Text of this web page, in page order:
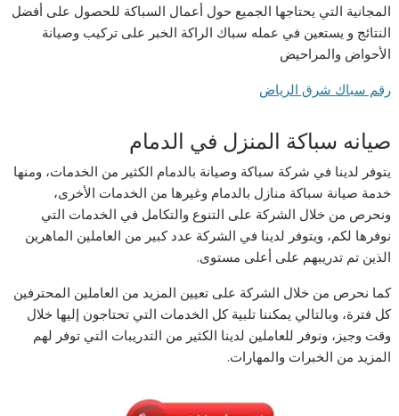
المجانية التي يحتاجها الجميع حول أعمال السباكة للحصول على أفضل
النتائج و يستعين في عمله سباك الراكة الخبر على تركيب وصيانة
الأحواض والمراحيض
رقم سباك شرق الرياض
صيانه سباكة المنزل في الدمام
يتوفر لدينا في شركة سباكة وصيانة بالدمام الكثير من الخدمات، ومنها
خدمة صيانة سباكة منازل بالدمام وغيرها من الخدمات الأخرى،
ونحرص من خلال الشركة على التنوع والتكامل في الخدمات التي
نوفرها لكم، ويتوفر لدينا في الشركة عدد كبير من العاملين الماهرين
الذين تم تدريبهم على أعلى مستوى.
كما نحرص من خلال الشركة على تعيين المزيد من العاملين المحترفين
كل فترة، وبالتالي يمكننا تلبية كل الخدمات التي تحتاجون إليها خلال
وقت وجيز، ونوفر للعاملين لدينا الكثير من التدريبات التي توفر لهم
المزيد من الخبرات والمهارات.